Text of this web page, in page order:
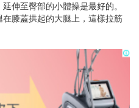
伸至臀部的小體操是最好的。
膝蓋拱起的大腿上，這樣拉筋